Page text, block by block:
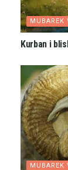
MUBAREK
Kurban i
MUBAREK